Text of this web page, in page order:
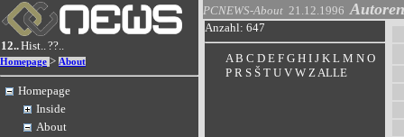
12..Hist..??..
Homepage > About
Homepage
Inside
About
PCNEWS-About 21.12.1996 Autoren
Anzahl: 647
A B C D E F G H I J K L M N O
P R S Š T U V W ZALLE